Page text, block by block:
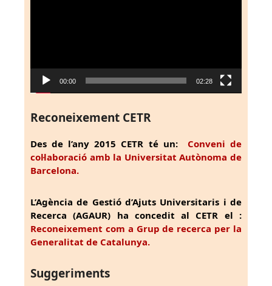
00:00 02:28
Reconeixement CETR
Des de l’any 2015 CETR té un: Conveni de
col·laboració amb la Universitat Autònoma de
Barcelona.
L’Agència de Gestió d’Ajuts Universitaris i de
Recerca (AGAUR) ha concedit al CETR el :
Reconeixement com a Grup de recerca per la
Generalitat de Catalunya.
Suggeriments